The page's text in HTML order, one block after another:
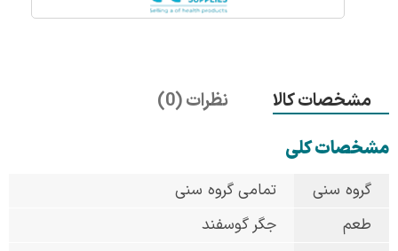
مشخصات کالا
نظرات (0)
مشخصات کلی
گروه سنی
تمامی گروه سنی
طعم
جگر گوسفند